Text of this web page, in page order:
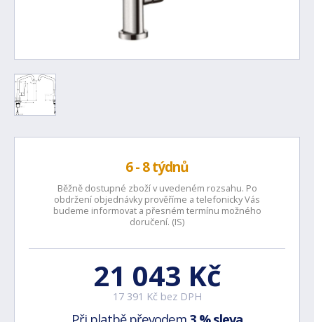
6 - 8 týdnů
Běžně dostupné zboží v uvedeném rozsahu. Po
obdržení objednávky prověříme a telefonicky Vás
budeme informovat a přesném termínu možného
doručení. (IS)
21 043 Kč
17 391 Kč bez DPH